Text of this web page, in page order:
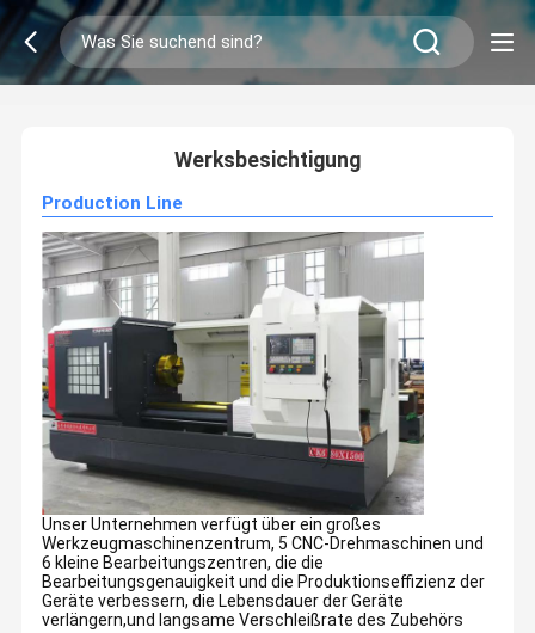
2/0
Werksbesichtigung
Production Line
Unser Unternehmen verfügt über ein großes
Werkzeugmaschinenzentrum, 5 CNC-Drehmaschinen und
6 kleine Bearbeitungszentren, die die
Bearbeitungsgenauigkeit und die Produktionseffizienz der
Geräte verbessern, die Lebensdauer der Geräte
verlängern,und langsame Verschleißrate des Zubehörs